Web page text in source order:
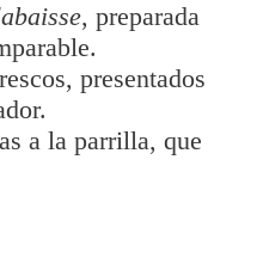
, preparada
presentados
a la parrilla, que